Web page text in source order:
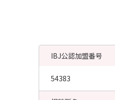
IBJ公認加盟番号
54383